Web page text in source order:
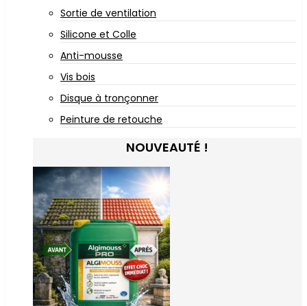
Sortie de ventilation
Silicone et Colle
Anti-mousse
Vis bois
Disque à tronçonner
Peinture de retouche
NOUVEAUTÉ !